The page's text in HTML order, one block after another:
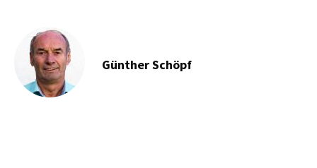
Günther Schöpf